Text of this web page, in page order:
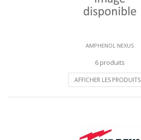
AMPHENOL NEXUS
6 produits
AFFICHER LES PRODUITS